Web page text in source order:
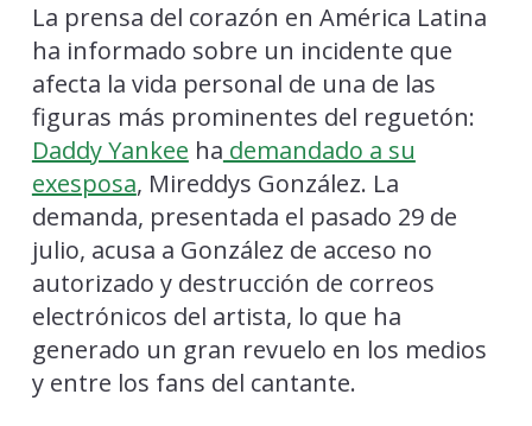
La prensa del corazón en América Latina
ha informado sobre un incidente que
afecta la vida personal de una de las
figuras más prominentes del reguetón:
Daddy Yankee ha demandado a su
exesposa, Mireddys González. La
demanda, presentada el pasado 29 de
julio, acusa a González de acceso no
autorizado y destrucción de correos
electrónicos del artista, lo que ha
generado un gran revuelo en los medios
y entre los fans del cantante.